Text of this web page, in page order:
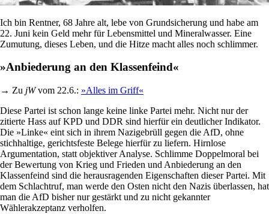
Ich bin Rentner, 68 Jahre alt, lebe von Grundsicherung und habe am
22. Juni kein Geld mehr für Lebensmittel und Mineralwasser. Eine
Zumutung, dieses Leben, und die Hitze macht alles noch schlimmer.
»Anbiederung an den Klassenfeind«
→ Zu jWvom 22.6.: »Alles im Griff«
Diese Partei ist schon lange keine linke Partei mehr. Nicht nur der
zitierte Hass auf KPD und DDR sind hierfür ein deutlicher Indikator.
Die »Linke« eint sich in ihrem Nazigebrüll gegen die AfD, ohne
stichhaltige, gerichtsfeste Belege hierfür zu liefern. Hirnlose
Argumentation, statt objektiver Analyse. Schlimme Doppelmoral bei
der Bewertung von Krieg und Frieden und Anbiederung an den
Klassenfeind sind die herausragenden Eigenschaften dieser Partei. Mit
dem Schlachtruf, man werde den Osten nicht den Nazis überlassen, hat
man die AfD bisher nur gestärkt und zu nicht gekannter
Wählerakzeptanz verholfen.